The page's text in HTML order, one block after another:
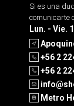
Si es una
comunicarte
Lun. - Vie.
+56 2
+56 2
Metro